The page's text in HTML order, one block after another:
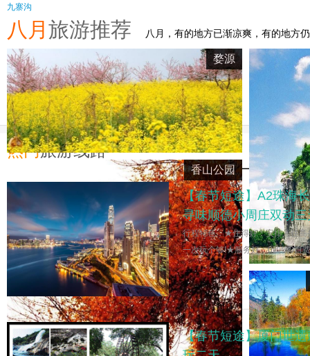
九寨沟
八月 旅游推荐 八月，有的地方已渐凉爽，有的地方
婺源
香山公园
热门旅游线路
【春节短途】A2珠海
寻味顺德小周庄双动三
行程特色：★住得好：安排入住
一次玩个够!★服务好：0购物0自
【春节短途】厦门世